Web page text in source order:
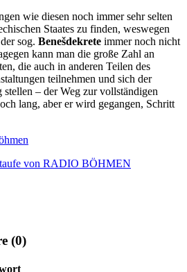
wie diesen noch immer sehr selten
Staates zu finden, weswegen
sog. Benešdekrete immer noch nicht
kann man die große Zahl an
die auch in anderen Teilen des
teilnehmen und sich der
– der Weg zur vollständigen
lang, aber er wird gegangen, Schritt
von RADIO BÖHMEN
(0)